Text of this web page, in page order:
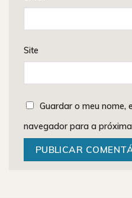
Site
Guardar o meu nome,
navegador para a